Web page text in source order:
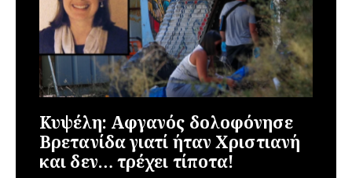
Κυψέλη: Αφγανός δολοφόνησε
Βρετανίδα γιατί ήταν Χριστιανή
και δεν… τρέχει τίποτα!